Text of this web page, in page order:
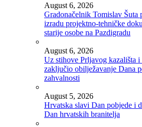
August 6, 2026
Gradonačelnik Tomislav Šuta
izradu projektno-tehničke
starije osobe na Pazdigradu
August 6, 2026
Uz stihove Prljavog kazališta
zaključio obilježavanje Dana
zahvalnosti
August 5, 2026
Hrvatska slavi Dan pobjede i
Dan hrvatskih branitelja